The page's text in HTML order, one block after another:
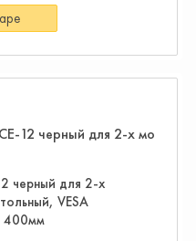
черный для 2-х
VESA
400мм